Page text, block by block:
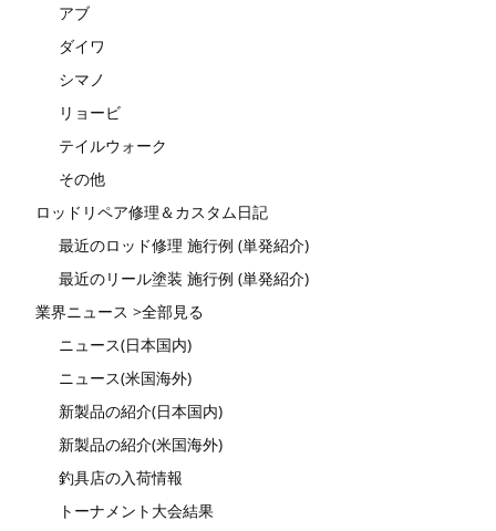
アブ
ダイワ
シマノ
リョービ
テイルウォーク
その他
ロッドリペア修理＆カスタム日記
最近のロッド修理 施行例 (単発紹介)
最近のリール塗装 施行例 (単発紹介)
業界ニュース >全部見る
ニュース(日本国内)
ニュース(米国海外)
新製品の紹介(日本国内)
新製品の紹介(米国海外)
釣具店の入荷情報
トーナメント大会結果